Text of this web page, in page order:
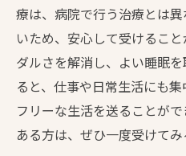
療は、病院で行う治療とは
いため、安心して受けるこ
ダルさを解消し、よい睡眠
ると、仕事や日常生活にも
フリーな生活を送ることが
ある方は、ぜひ一度受けてみ